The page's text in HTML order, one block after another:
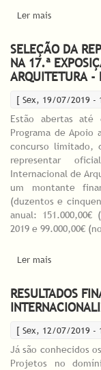
Ler mais
SELEÇÃO DA
NA 17.ª
ARQUITETURA -
[ Sex, 19/07/2019 -
Estão abertas até
Programa de Apoio
concurso limitado,
representar
Internacional de
um montante
(duzentos e
anual:
2019 e 99.000,00€
Ler mais
2020
RESULTADOS
[ Sex, 12/07/2019 -
Já são conhecidos
Projetos no